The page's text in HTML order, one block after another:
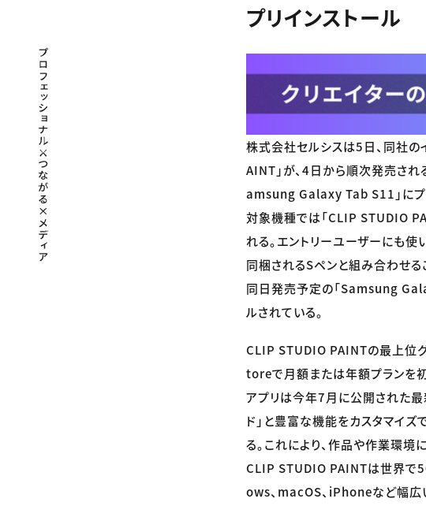
プロフェッショナル×つながる×メディア
プリインストール
株式会社セルシスは5日、同社の
AINT」が、4日から順次発売さ
amsung Galaxy Tab S11」にプ
対象機種では「CLIP STUDIO
れる。エントリーユーザーにも使
同梱されるSペンと組み合わせる
同日発売予定の「Samsung
ルされている。
CLIP STUDIO PAINTの最上位
toreで月額または年額プランを
アプリは今年7月に公開された最
ド」と豊富な機能をカスタマイズ
る。これにより、作品や作業環境
CLIP STUDIO PAINTは世界で
ows、macOS、iPhoneなど幅広